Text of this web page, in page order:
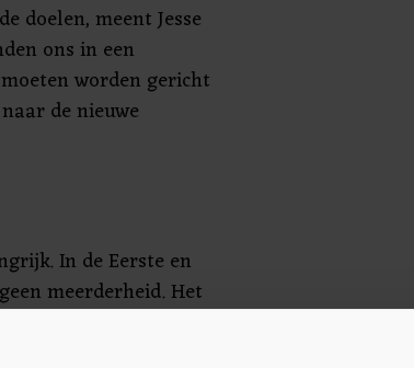
doelen, meent Jesse
ons in een
worden gericht
de nieuwe
In de Eerste en
meerderheid. Het
over wordt gepraat.